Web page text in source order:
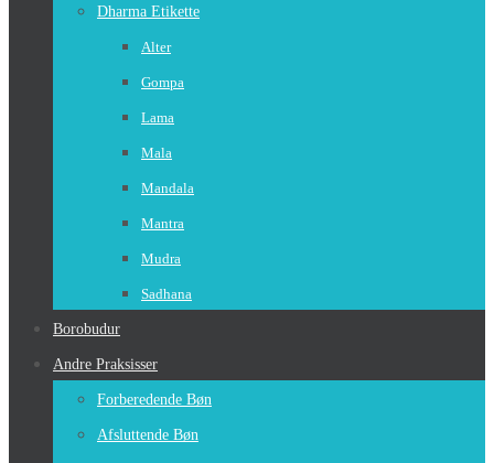
Dharma Etikette
Alter
Gompa
Lama
Mala
Mandala
Mantra
Mudra
Sadhana
Borobudur
Andre Praksisser
Forberedende Bøn
Afsluttende Bøn